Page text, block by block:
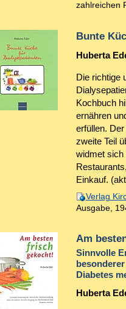
zahlreichen
Bunte
Huberta
Die richtige
Kochbuch
ernähren
erfüllen.
zweite Teil
widmet sich
Einkauf.
Verlag
Ausgabe,
Am
Sinnvolle
Diabetes
Huberta